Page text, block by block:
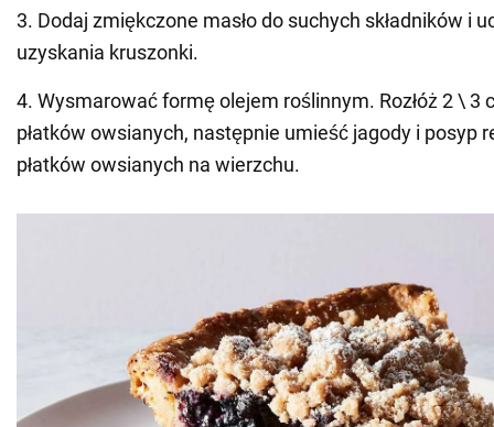
3. Dodaj zmiękczone masło do suchych składników i
uzyskania kruszonki.
4. Wysmarować formę olejem roślinnym. Rozłóż 2 \ 3
płatków owsianych, następnie umieść jagody i posyp
płatków owsianych na wierzchu.